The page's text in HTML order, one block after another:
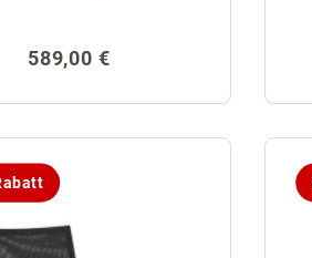
Regulärer Preis:
589,00 €